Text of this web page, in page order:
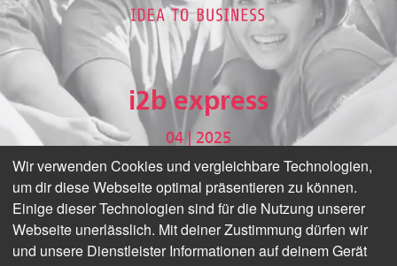
i2b express
04 | 2025
Wir verwenden Cookies und vergleichbare Technologien,
um dir diese Webseite optimal präsentieren zu können.
Einige dieser Technologien sind für die Nutzung unserer
Webseite unerlässlich. Mit deiner Zustimmung dürfen wir
und unsere Dienstleister Informationen auf deinem Gerät